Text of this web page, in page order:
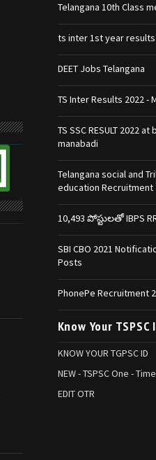
Telangana 10th Class
ts inter 1st year results
DEET Jobs Telangana
TS Inter Results 2022 -
TS SSC RESULT 2022
manabadi
Telangana social and
education Recruitment
10,493 పోస్టులతో IBPS
SBI CBO 2021
Posts
PhonePe Recruitment
Know Your TSPSC
KNOW YOUR TGPSC ID
NEW - TSPSC One -
EDIT OTR